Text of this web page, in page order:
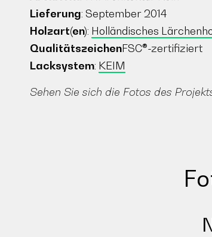
Lieferung: September 2014
Holzart(en): Holländisches
QualitätszeichenFSC®-zertifiziert
Lacksystem: KEIM
Sehen Sie sich die Fotos des